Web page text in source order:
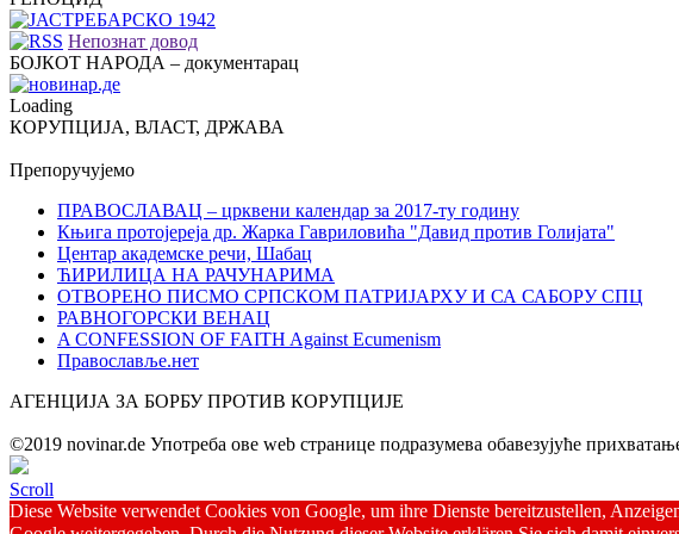
Непознат довод
БОЈКОТ НАРОДА – документарац
Loading
КОРУПЦИЈА, ВЛАСТ, ДРЖАВА
Препоручујемо
ПРАВОСЛАВАЦ – црквени календар за 2017-ту годину
Књига протојереја др. Жарка Гавриловића "Давид против Голијата"
Центар академске речи, Шабац
ЋИРИЛИЦА НА РАЧУНАРИМА
ОТВОРЕНО ПИСМО СРПСКОМ ПАТРИЈАРХУ И СА САБОРУ СПЦ
РАВНОГОРСКИ ВЕНАЦ
A CONFESSION OF FAITH Against Ecumenism
Православље.нет
АГЕНЦИЈА ЗА БОРБУ ПРОТИВ КОРУПЦИЈЕ
©2019 novinar.de Употреба ове wеb странице подразумева обавезујуће
Scroll
Diese Website verwendet Cookies von Google, um ihre Dienste bereitzustellen,